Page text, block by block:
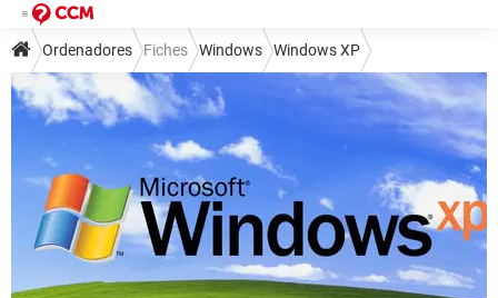
Ordenadores Fiches Windows Windows XP